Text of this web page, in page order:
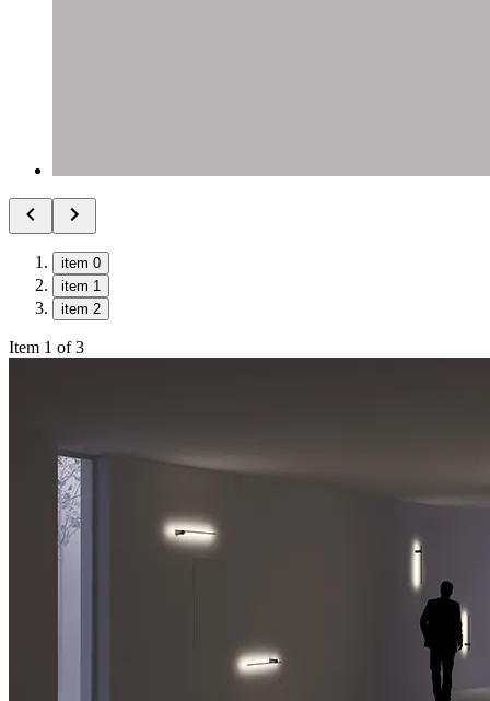
item 0
item 1
item 2
Item 1 of 3